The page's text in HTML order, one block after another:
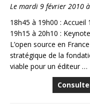
Le mardi 9 février 2010
18h45 à 19h00 : Accueil
19h15 à 20h10 :
L’open source en
stratégique de la
viable pour un éditeur …